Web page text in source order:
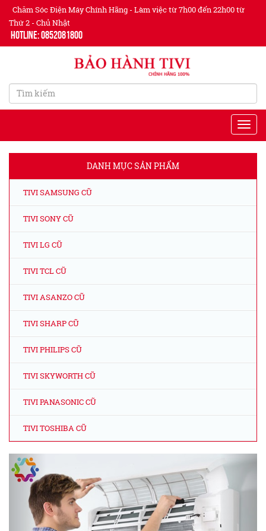
Chăm Sóc Điện Máy Chính Hãng - Làm việc từ 7h00 đến 22h00 từ
Thứ 2 - Chủ Nhật
Hotline: 0852081800
DANH MỤC SẢN PHẨM
TIVI SAMSUNG CŨ
TIVI SONY CŨ
TIVI LG CŨ
TIVI TCL CŨ
TIVI ASANZO CŨ
TIVI SHARP CŨ
TIVI PHILIPS CŨ
TIVI SKYWORTH CŨ
TIVI PANASONIC CŨ
TIVI TOSHIBA CŨ
Previous Next